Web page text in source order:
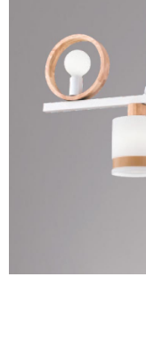
４．使用「AFTEE先享
時審查核予不同之上限額
請求用戶進行身份認證。
５．嚴禁一人註冊多個帳
恩沛科技股份有限公司將